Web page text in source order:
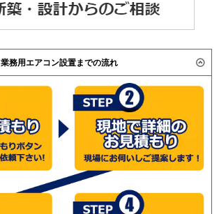
業務用エアコン設置までの流れ